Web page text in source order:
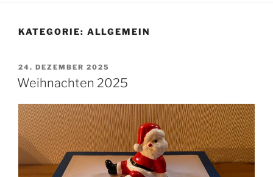
KATEGORIE: ALLGEMEIN
VERÖFFENTLICHT
AM
24. DEZEMBER 2025
Weihnachten 2025